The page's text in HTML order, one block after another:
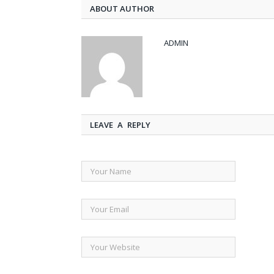
ABOUT AUTHOR
ADMIN
LEAVE A REPLY